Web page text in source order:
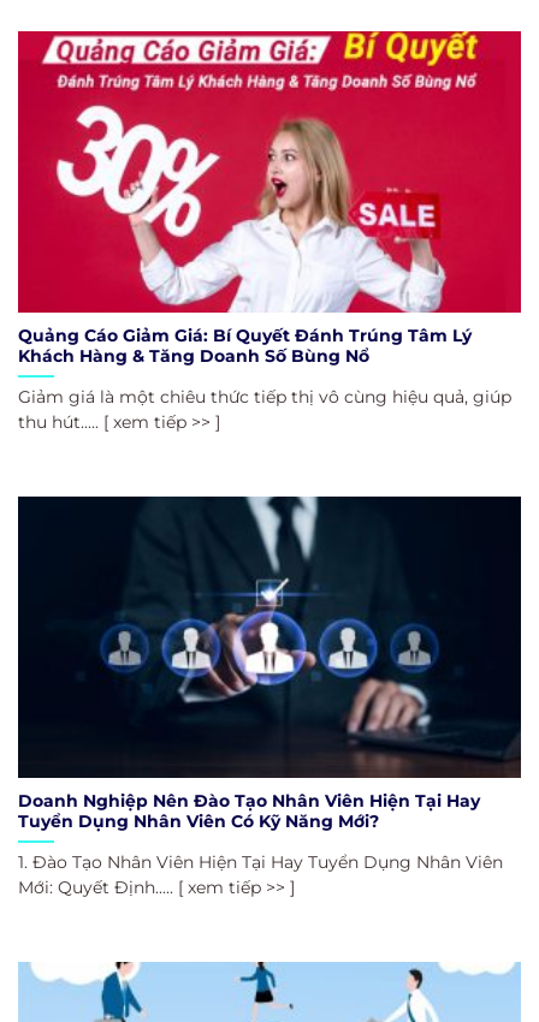
Quảng Cáo Giảm Giá: Bí Quyết Đánh Trúng Tâm Lý
Khách Hàng & Tăng Doanh Số Bùng Nổ
Giảm giá là một chiêu thức tiếp thị vô cùng hiệu quả, giúp
thu hút..... [ xem tiếp >> ]
Doanh Nghiệp Nên Đào Tạo Nhân Viên Hiện Tại Hay
Tuyển Dụng Nhân Viên Có Kỹ Năng Mới?
1. Đào Tạo Nhân Viên Hiện Tại Hay Tuyển Dụng Nhân Viên
Mới: Quyết Định..... [ xem tiếp >> ]